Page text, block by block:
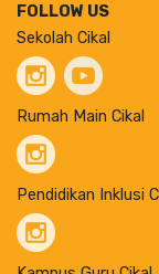
FOLLOW US
Sekolah Cikal
Rumah Main Cikal
Pendidikan Inklusi